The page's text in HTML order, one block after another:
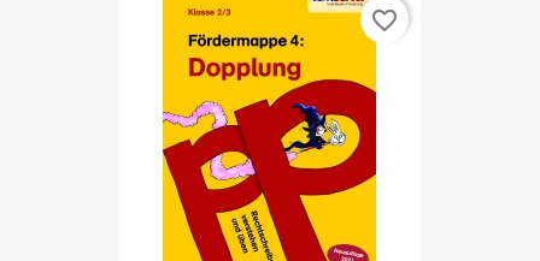
favorite_border